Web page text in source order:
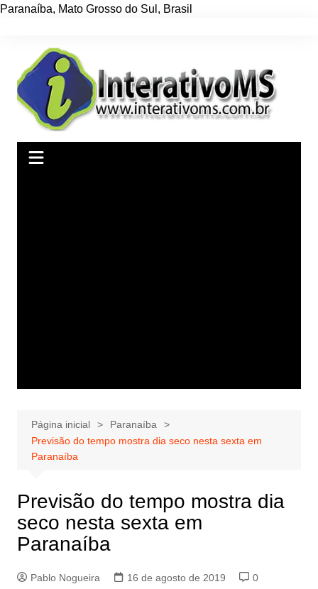
Paranaíba, Mato Grosso do Sul , Brasil
conteúdo
Página inicial
Paranaíba
Previsão do tempo mostra dia seco nesta sexta em
Paranaíba
Previsão do tempo mostra dia
seco nesta sexta em
Paranaíba
Pablo Nogueira 16 de agosto de 2019
0